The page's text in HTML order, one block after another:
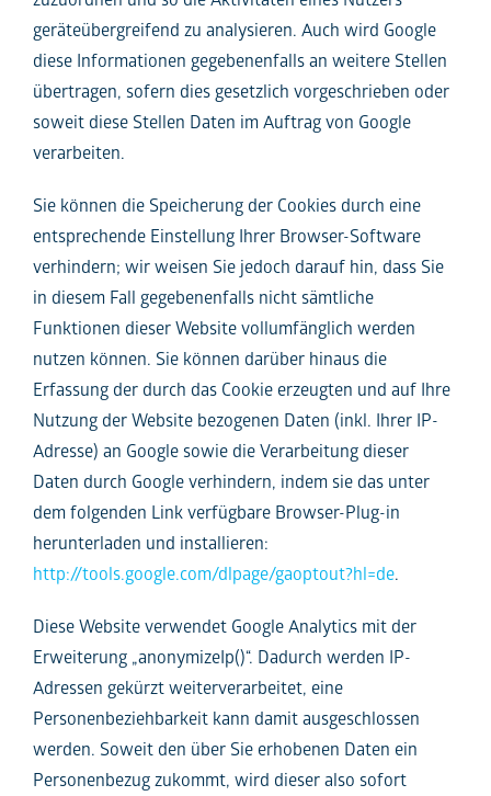
geräteübergreifend zu analysieren. Auch wird Google
diese Informationen gegebenenfalls an weitere Stellen
übertragen, sofern dies gesetzlich vorgeschrieben oder
soweit diese Stellen Daten im Auftrag von Google
verarbeiten.
Sie können die Speicherung der Cookies durch eine
entsprechende Einstellung Ihrer Browser-Software
verhindern; wir weisen Sie jedoch darauf hin, dass Sie
in diesem Fall gegebenenfalls nicht sämtliche
Funktionen dieser Website vollumfänglich werden
nutzen können. Sie können darüber hinaus die
Erfassung der durch das Cookie erzeugten und auf Ihre
Nutzung der Website bezogenen Daten (inkl. Ihrer IP-
Adresse) an Google sowie die Verarbeitung dieser
Daten durch Google verhindern, indem sie das unter
dem folgenden Link verfügbare Browser-Plug-in
herunterladen und installieren:
http://tools.google.com/dlpage/gaoptout?hl=de.
Diese Website verwendet Google Analytics mit der
Erweiterung „anonymizeIp()“. Dadurch werden IP-
Adressen gekürzt weiterverarbeitet, eine
Personenbeziehbarkeit kann damit ausgeschlossen
werden. Soweit den über Sie erhobenen Daten ein
Personenbezug zukommt, wird dieser also sofort